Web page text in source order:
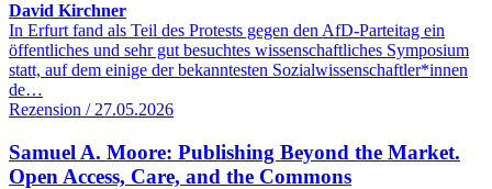
David Kirchner
In Erfurt fand als Teil des Protests gegen den AfD-Parteitag ein
öffentliches und sehr gut besuchtes wissenschaftliches Symposium
statt, auf dem einige der bekanntesten Sozialwissenschaftler*innen
de…
Rezension / 27.05.2026
Samuel A. Moore: Publishing Beyond the Market.
Open Access, Care, and the Commons